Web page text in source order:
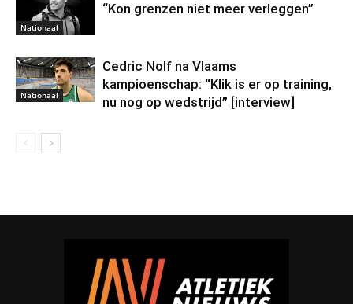
Nationaal
“Kon grenzen niet meer verleggen”
Nationaal
Cedric Nolf na Vlaams
kampioenschap: “Klik is er op training,
nu nog op wedstrijd” [interview]